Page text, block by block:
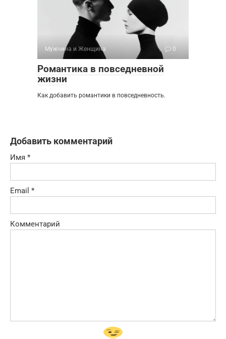
Мужчина и Женщина 0
Романтика в повседневной
жизни
Как добавить романтики в повседневность.
Добавить комментарий
Имя *
Email *
Комментарий